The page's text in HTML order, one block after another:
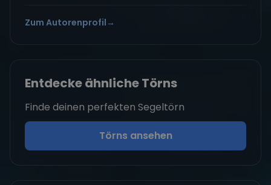
Zum Autorenprofil →
Entdecke ähnliche Törns
Finde deinen perfekten Segeltörn
Törns ansehen